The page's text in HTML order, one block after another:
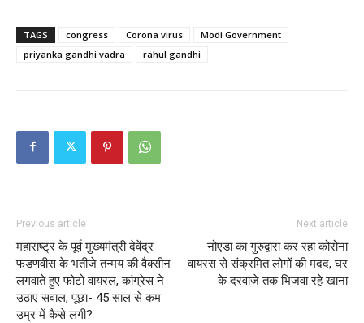
TAGS congress Corona virus
Modi Government
priyanka gandhi vadra
rahul gandhi
Previous article
महाराष्ट्र के पूर्व मुख्यमंत्री देवेंद्र
फडणवीस के भतीजे तन्मय की वैक्सीन
लगवाते हुए फोटो वायरल, कांग्रेस ने
उठाए सवाल, पूछा- 45 साल से कम
उम्र में कैसे लगी?
Next article
नोएडा का गुरुद्वारा कर रहा कोरोना
वायरस से संक्रमित लोगों की मदद, घर
के दरवाजे तक भिजवा रहे खाना